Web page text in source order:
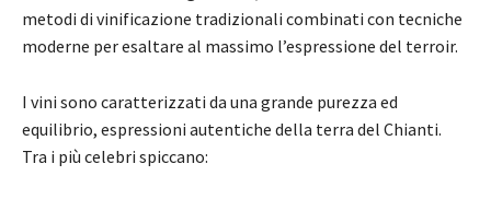
metodi di vinificazione tradizionali combinati con tecniche
moderne per esaltare al massimo l’espressione del terroir.
I vini sono caratterizzati da una grande purezza ed
equilibrio, espressioni autentiche della terra del Chianti.
Tra i più celebri spiccano: